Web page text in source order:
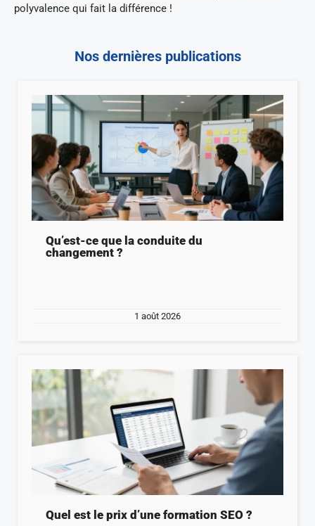
polyvalence qui fait la différence !
Nos dernières publications
Qu’est-ce que la conduite du
changement ?
1 août 2026
Quel est le prix d’une formation SEO ?